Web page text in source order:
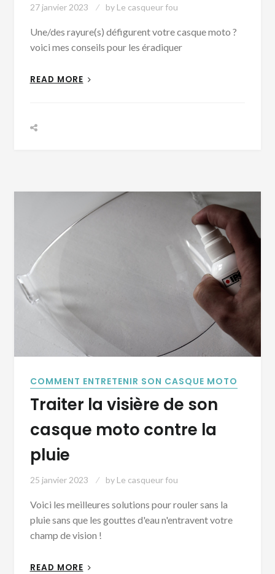
27 janvier 2023 by Le casqueur fou
Une/des rayure(s) défigurent votre casque moto ?
voici mes conseils pour les éradiquer
READ MORE
COMMENT ENTRETENIR SON CASQUE MOTO
Traiter la visière de son
casque moto contre la
pluie
25 janvier 2023 by Le casqueur fou
Voici les meilleures solutions pour rouler sans la
pluie sans que les gouttes d'eau n'entravent votre
champ de vision !
READ MORE